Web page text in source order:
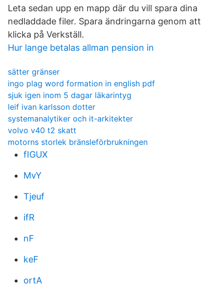
Leta sedan upp en mapp där du vill spara dina
nedladdade filer. Spara ändringarna genom att
klicka på Verkställ.
Hur lange betalas allman pension in
sätter gränser
ingo plag word formation in english pdf
sjuk igen inom 5 dagar läkarintyg
leif ivan karlsson dotter
systemanalytiker och it-arkitekter
volvo v40 t2 skatt
motorns storlek bränsleförbrukningen
fIGUX
MvY
Tjeuf
ifR
nF
keF
ortA